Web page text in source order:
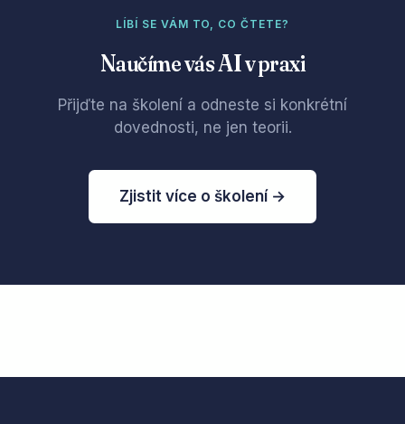
LÍBÍ SE VÁM TO, CO ČTETE?
Naučíme vás AI v praxi
Přijďte na školení a odneste si konkrétní
dovednosti, ne jen teorii.
Zjistit více o školení →